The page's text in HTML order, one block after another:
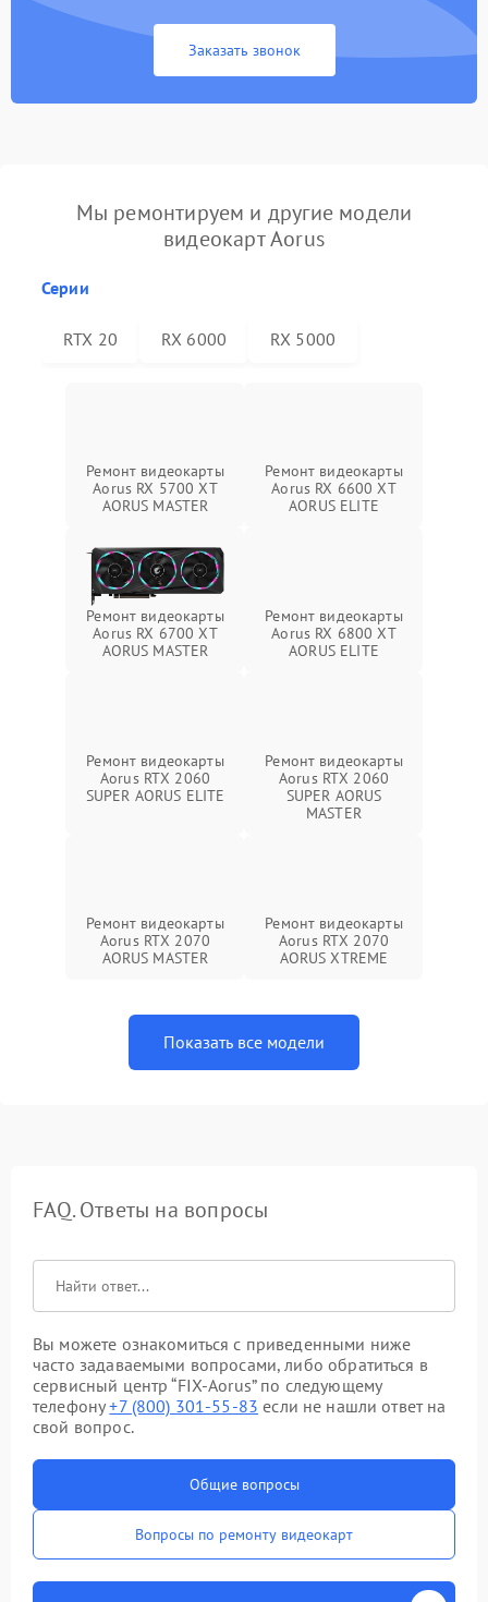
Заказать звонок
Мы ремонтируем и другие модели
видеокарт Aorus
Серии
RTX 20 RX 6000 RX 5000
Ремонт видеокарты
Aorus RX 5700 XT
AORUS MASTER
Ремонт видеокарты
Aorus RX 6600 XT
AORUS ELITE
Ремонт видеокарты
Aorus RX 6700 XT
AORUS MASTER
Ремонт видеокарты
Aorus RX 6800 XT
AORUS ELITE
Ремонт видеокарты
Aorus RTX 2060
SUPER AORUS ELITE
Ремонт видеокарты
Aorus RTX 2060
SUPER AORUS
MASTER
Ремонт видеокарты
Aorus RTX 2070
AORUS MASTER
Ремонт видеокарты
Aorus RTX 2070
AORUS XTREME
Показать все модели
FAQ. Ответы на вопросы
Вы можете ознакомиться с приведенными ниже
часто задаваемыми вопросами, либо обратиться в
сервисный центр “FIX-Aorus” по следующему
телефону+7 (800) 301-55-83 если не нашли ответ на
свой вопрос.
Общие вопросы
Вопросы по ремонту видеокарт